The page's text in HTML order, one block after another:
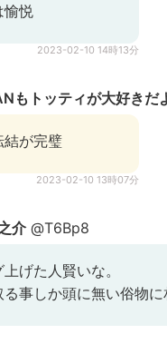
愉悦
2023-02-10 14時13分
もトッティが大好きだ
結が完璧
2023-02-10 13時07分
介 @T6Bp8
げた人賢いな。
る事しか頭に無い俗物